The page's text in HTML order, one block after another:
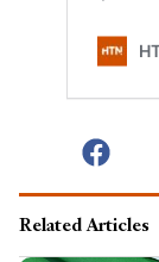
Related Articles